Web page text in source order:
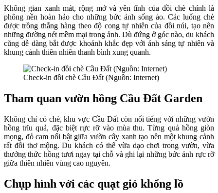
Không gian xanh mát, rộng mở và yên tĩnh của đồi chè chính là
phông nền hoàn hảo cho những bức ảnh sống ảo. Các luống chè
được trồng thẳng hàng theo độ cong tự nhiên của đồi núi, tạo nên
những đường nét mềm mại trong ảnh. Dù đứng ở góc nào, du khách
cũng dễ dàng bắt được khoảnh khắc đẹp với ánh sáng tự nhiên và
khung cảnh thiên nhiên thanh bình xung quanh.
Check‑in đồi chè Cầu Đất (Nguồn: Internet)
Tham quan vườn hồng Cầu Đất Garden
Không chỉ có chè, khu vực Cầu Đất còn nổi tiếng với những vườn
hồng trĩu quả, đặc biệt rực rỡ vào mùa thu. Từng quả hồng giòn
mọng, đỏ cam nổi bật giữa vườn cây xanh tạo nên một khung cảnh
rất đỗi thơ mộng. Du khách có thể vừa dạo chơi trong vườn, vừa
thưởng thức hồng tươi ngay tại chỗ và ghi lại những bức ảnh rực rỡ
giữa thiên nhiên vùng cao nguyên.
Chụp hình với các quạt gió khổng lồ